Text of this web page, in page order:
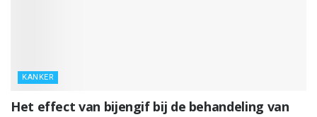
KANKER
Het effect van bijengif bij de behandeling van